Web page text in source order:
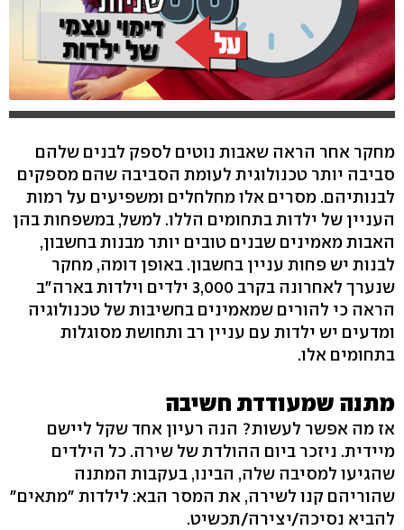
מחקר אחר הראה שאבות נוטים לספק לבנים שלהם
סביבה יותר טכנולוגית לעומת הסביבה שהם מספקים
לבנותיהם. מסרים אלו מחלחלים ומשפיעים על רמות
העניין של ילדות בתחומים הללו. למשל, במשפחות בהן
האבות מאמינים שבנים טובים יותר מבנות בחשבון,
לבנות יש פחות עניין בחשבון. באופן דומה, מחקר
שנערך לאחרונה בקרב 3,000 ילדים וילדות בארה"ב
הראה כי להורים שמאמינים בחשיבות של טכנולוגיה
ומדעים יש ילדות עם עניין רב ותחושת מסוגלות
בתחומים אלו.
מתנה שמעודדת חשיבה
אז מה אפשר לעשות? הנה רעיון אחד שקל ליישם
מיידית. ניזכר ביום ההולדת של שירה. כל הילדים
שהגיעו למסיבה שלה, הבינו, בעקבות המתנה
שהוריהם קנו לשירה, את המסר הבא: לילדות "מתאים"
להביא נסיכה/יצירה/תכשיט.